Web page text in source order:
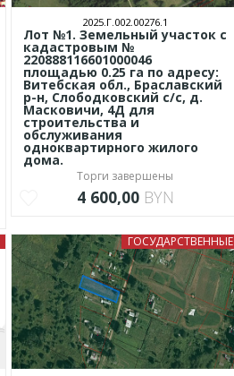
2025.Г.002.00276.1
Лот №1. Земельный участок с
кадастровым №
220888116601000046
площадью 0.25 га по адресу:
Витебская обл., Браславский
р-н, Слободковский с/с, д.
Масковичи, 4Д для
строительства и
обслуживания
одноквартирного жилого
дома.
Торги завершены
4 600,00 BYN
ГОСУДАРСТВЕННЫЕ